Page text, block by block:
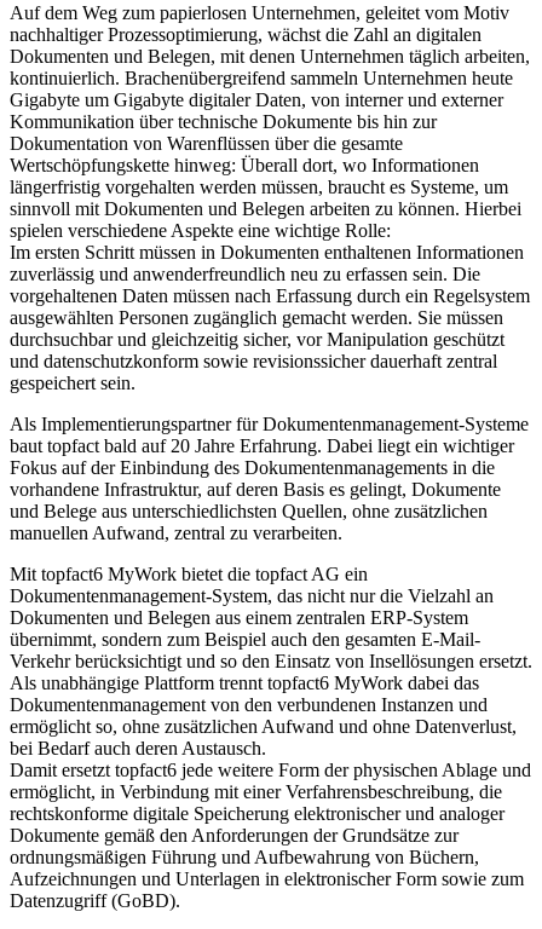
Auf dem Weg zum papierlosen Unternehmen, geleitet vom Motiv
nachhaltiger Prozessoptimierung, wächst die Zahl an digitalen
Dokumenten und Belegen, mit denen Unternehmen täglich arbeiten,
kontinuierlich. Brachenübergreifend sammeln Unternehmen heute
Gigabyte um Gigabyte digitaler Daten, von interner und externer
Kommunikation über technische Dokumente bis hin zur
Dokumentation von Warenflüssen über die gesamte
Wertschöpfungskette hinweg: Überall dort, wo Informationen
längerfristig vorgehalten werden müssen, braucht es Systeme, um
sinnvoll mit Dokumenten und Belegen arbeiten zu können. Hierbei
spielen verschiedene Aspekte eine wichtige Rolle:
Im ersten Schritt müssen in Dokumenten enthaltenen Informationen
zuverlässig und anwenderfreundlich neu zu erfassen sein. Die
vorgehaltenen Daten müssen nach Erfassung durch ein Regelsystem
ausgewählten Personen zugänglich gemacht werden. Sie müssen
durchsuchbar und gleichzeitig sicher, vor Manipulation geschützt
und datenschutzkonform sowie revisionssicher dauerhaft zentral
gespeichert sein.
Als Implementierungspartner für Dokumentenmanagement-Systeme
baut topfact bald auf 20 Jahre Erfahrung. Dabei liegt ein wichtiger
Fokus auf der Einbindung des Dokumentenmanagements in die
vorhandene Infrastruktur, auf deren Basis es gelingt, Dokumente
und Belege aus unterschiedlichsten Quellen, ohne zusätzlichen
manuellen Aufwand, zentral zu verarbeiten.
Mit topfact6 MyWork bietet die topfact AG ein
Dokumentenmanagement-System, das nicht nur die Vielzahl an
Dokumenten und Belegen aus einem zentralen ERP-System
übernimmt, sondern zum Beispiel auch den gesamten E-Mail-
Verkehr berücksichtigt und so den Einsatz von Insellösungen ersetzt.
Als unabhängige Plattform trennt topfact6 MyWork dabei das
Dokumentenmanagement von den verbundenen Instanzen und
ermöglicht so, ohne zusätzlichen Aufwand und ohne Datenverlust,
bei Bedarf auch deren Austausch.
Damit ersetzt topfact6 jede weitere Form der physischen Ablage und
ermöglicht, in Verbindung mit einer Verfahrensbeschreibung, die
rechtskonforme digitale Speicherung elektronischer und analoger
Dokumente gemäß den Anforderungen der Grundsätze zur
ordnungsmäßigen Führung und Aufbewahrung von Büchern,
Aufzeichnungen und Unterlagen in elektronischer Form sowie zum
Datenzugriff (GoBD).